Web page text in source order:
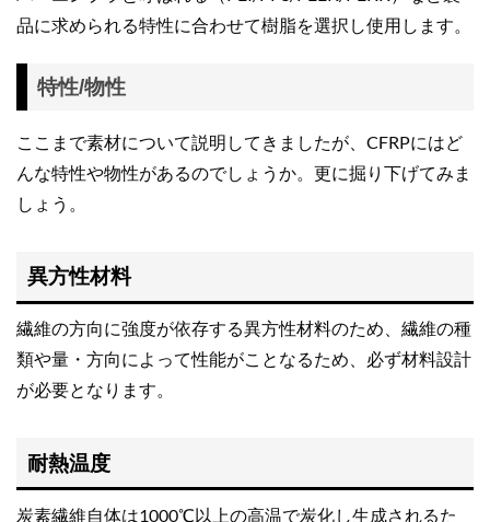
品に求められる特性に合わせて樹脂を選択し使用します。
特性/物性
ここまで素材について説明してきましたが、CFRPにはど
んな特性や物性があるのでしょうか。更に掘り下げてみま
しょう。
異方性材料
繊維の方向に強度が依存する異方性材料のため、繊維の種
類や量・方向によって性能がことなるため、必ず材料設計
が必要となります。
耐熱温度
炭素繊維自体は1000℃以上の高温で炭化し生成されるた